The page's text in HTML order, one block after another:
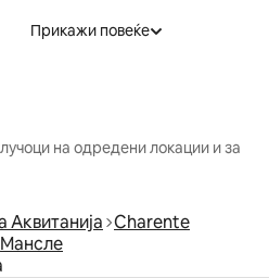
Прикажи повеќе
на одредени локации и за
Аквитанија Charente
Мансле